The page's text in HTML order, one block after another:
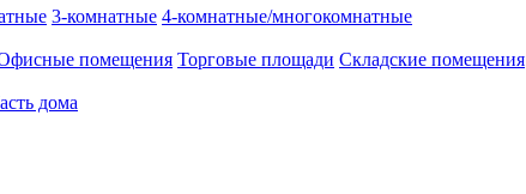
3-комнатные 4-комнатные/многокомнатные
помещения Торговые площади Складские помещения
дома